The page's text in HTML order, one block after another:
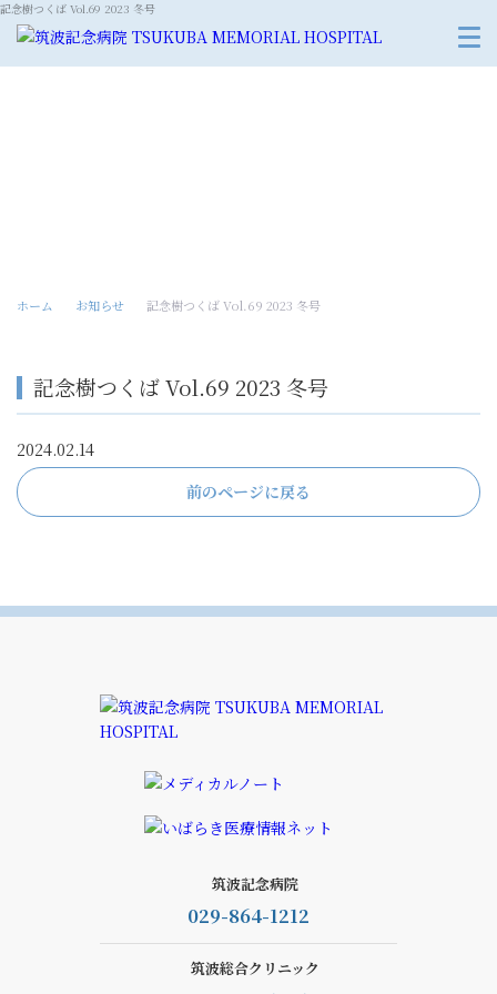
記念樹つくば Vol.69 2023 冬号
ホーム お知らせ 記念樹つくば Vol.69 2023 冬号
記念樹つくば Vol.69 2023 冬号
2024.02.14
前のページに戻る
筑波記念病院
029-864-1212
筑波総合クリニック